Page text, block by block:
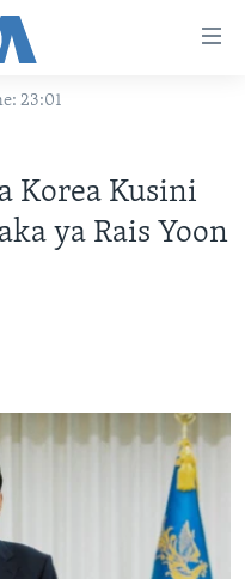
23:01
Korea Kusini
ya Rais Yoon